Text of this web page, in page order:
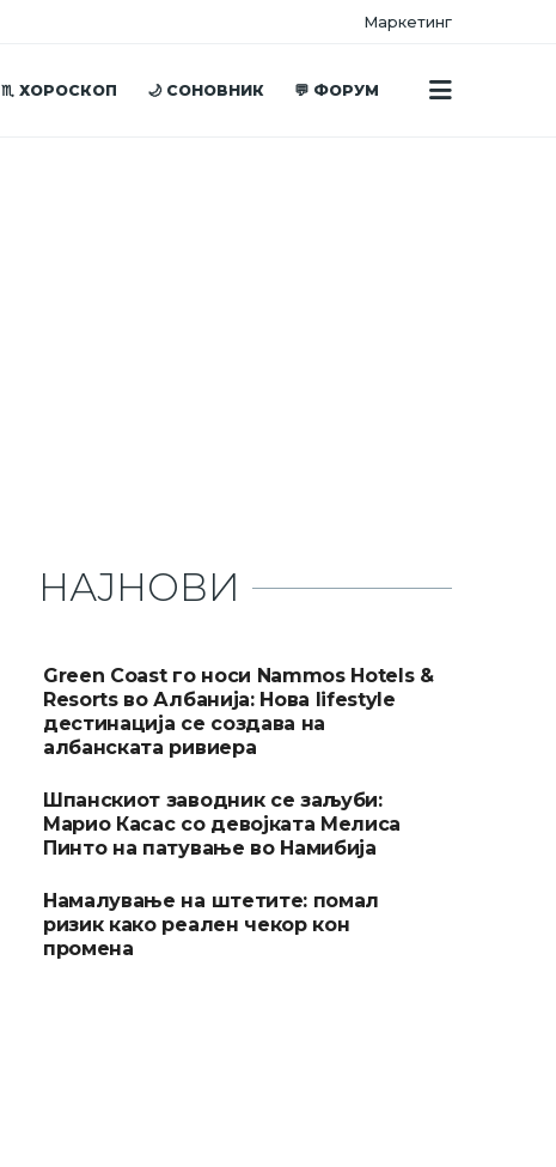
Маркетинг
♏ ХОРОСКОП 🌙 СОНОВНИК 💬 ФОРУМ
НАЈНОВИ
Green Coast го носи Nammos Hotels &
Resorts во Албанија: Нова lifestyle
дестинација се создава на
албанската ривиера
Шпанскиот заводник се заљуби:
Марио Касас со девојката Мелиса
Пинто на патување во Намибија
Намалување на штетите: помал
ризик како реален чекор кон
промена